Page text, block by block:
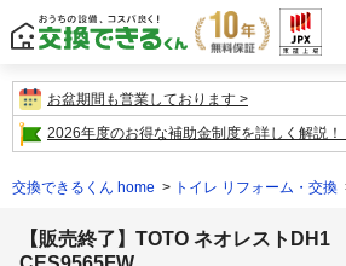
お盆期間も営業しております
2026年度のお得な補助金制度を詳しく解説！
交換できるくん home トイレ リフォーム・交換
【販売終了】TOTO ネオレストDH1